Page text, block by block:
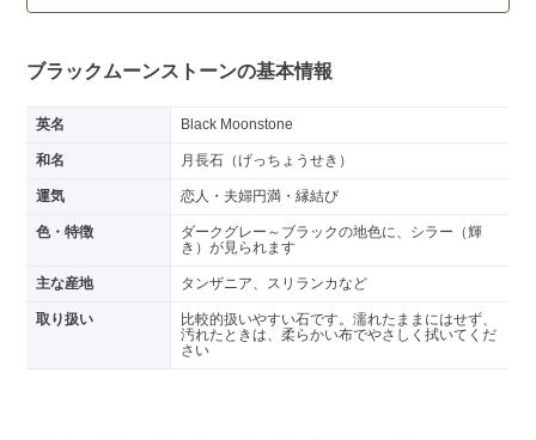
ブラックムーンストーンの基本情報
英名 Black Moonstone
和名 月長石（げっちょうせき）
運気 恋人・夫婦円満・縁結び
色・特徴
ダークグレー～ブラックの地色に、シラー（輝
き）が見られます
主な産地 タンザニア、スリランカなど
取り扱い
比較的扱いやすい石です。濡れたままにはせず、
汚れたときは、柔らかい布でやさしく拭いてくだ
さい